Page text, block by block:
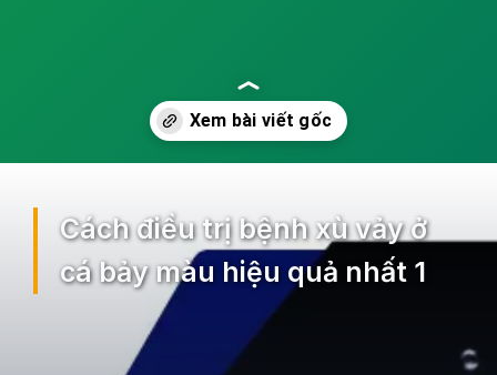
Cách điều trị bệnh xù vảy ở
cá bảy màu hiệu quả nhất 1